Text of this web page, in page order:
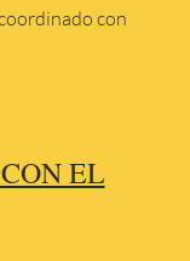
con
EL